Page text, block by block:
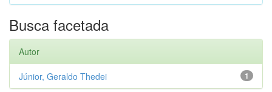
Busca facetada
Autor
1
Júnior, Geraldo Thedei